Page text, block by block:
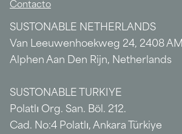
Contacto
SUSTONABLE NETHERLANDS
Van Leeuwenhoekweg 24, 2408 AM
Alphen Aan Den Rijn, Netherlands
SUSTONABLE TURKIYE
Polatlı Org. San. Böl. 212.
Cad. No:4 Polatlı, Ankara Türkiye